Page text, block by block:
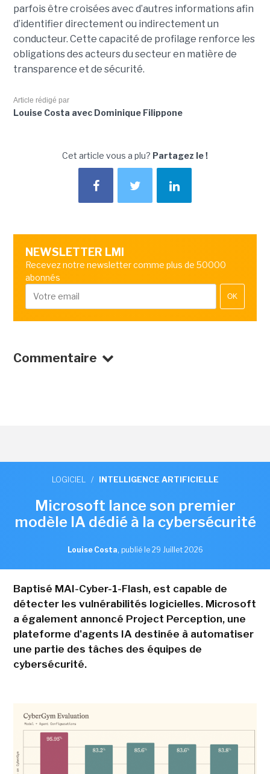
parfois être croisées avec d’autres informations afin
d’identifier directement ou indirectement un
conducteur. Cette capacité de profilage renforce les
obligations des acteurs du secteur en matière de
transparence et de sécurité.
Article rédigé par
Louise Costa avec Dominique Filippone
Cet article vous a plu? Partagez le !
NEWSLETTER LMI
Recevez notre newsletter comme plus de 50000
abonnés
OK
Commentaire
LOGICIEL / INTELLIGENCE ARTIFICIELLE
Microsoft lance son premier
modèle IA dédié à la cybersécurité
Louise Costa, publié le 29 Juillet 2026
Baptisé MAI-Cyber-1-Flash, est capable de
détecter les vulnérabilités logicielles. Microsoft
a également annoncé Project Perception, une
plateforme d'agents IA destinée à automatiser
une partie des tâches des équipes de
cybersécurité.